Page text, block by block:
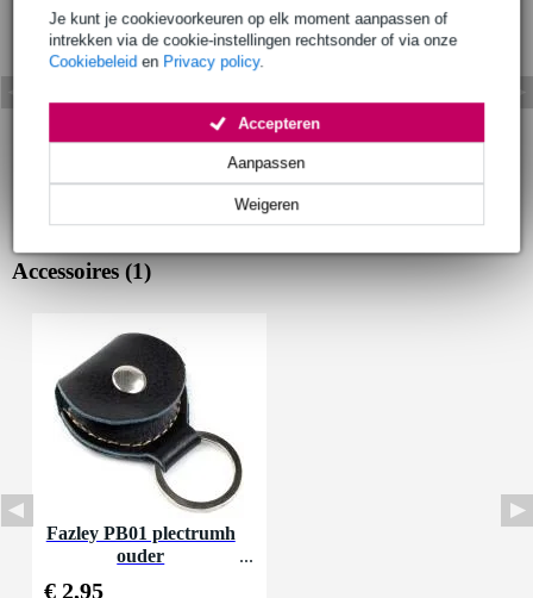
Je kunt je cookievoorkeuren op elk moment aanpassen of
intrekken via de cookie-instellingen rechtsonder of via onze
Cookiebeleid en Privacy policy.
Weigeren
Aanpassen
Accepteren
Accessoires (1)
Fazley PB01 plectrumh
ouder
€ 2,95